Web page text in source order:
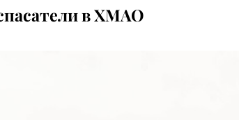
в ХМАО